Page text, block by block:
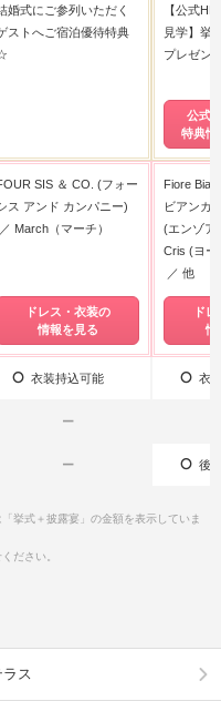
婚式にご参列いただく
ストへご宿泊優待特典
【公式
見学】挙
プレゼン
公式
特典情
SIS ＆ CO. (フォー
ス アンド カンパニー)
March（マーチ）
ドレス・衣装の
情報を見る
Fiore
ビアンカ)
(エンゾア
Cris (ヨー
他
ド
情
衣装持込可能 衣
ー
ー 後
挙式＋披露宴」の金額を表示していま
ださい。
ス